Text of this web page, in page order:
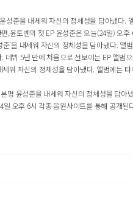
준을 내세워 자신의 정체성을 담아냈다.
,윤토벤의 첫 EP 윤성준은 오늘(24일) 오
’을 내세워 자신의 정체성을 담아냈다. 앨
뷔 5년 만에 처음으로 선보이는 EP 앨범
워 자신의 정체성을 담아냈다. 앨범에는
명 윤성준을 내세워 자신의 정체성을 담아
일 오후 6시 각종 음원사이트를 통해 공